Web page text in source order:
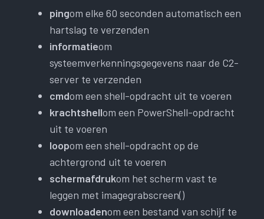
pingom elke 60 seconden automatisch een
hartslag te verzenden
informatieom
systeemverkenningsgegevens naar de C2-
server te verzenden
cmdom een ​​shell-opdracht uit te voeren
krachtshellom een ​​PowerShell-opdracht
uit te voeren
loopom een ​​shell-opdracht op de
achtergrond uit te voeren
schermafdrukom het scherm vast te
leggen met imagegrabscreen()
downloadenom een ​​bestand van schijf te